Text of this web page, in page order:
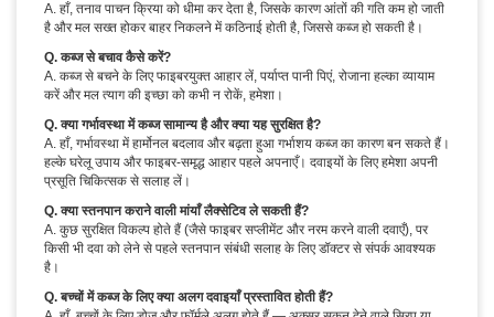
A. हाँ, तनाव पाचन क्रिया को धीमा कर देता है, जिसके कारण आंतों की गति कम हो जाती
है और मल सख्त होकर बाहर निकलने में कठिनाई होती है, जिससे कब्ज हो सकती है।
Q. कब्ज से बचाव कैसे करें?
A. कब्ज से बचने के लिए फाइबरयुक्त आहार लें, पर्याप्त पानी पिएं, रोजाना हल्का व्यायाम
करें और मल त्याग की इच्छा को कभी न रोकें, हमेशा।
Q. क्या गर्भावस्था में कब्ज सामान्य है और क्या यह सुरक्षित है?
A. हाँ, गर्भावस्था में हार्मोनल बदलाव और बढ़ता हुआ गर्भाशय कब्ज का कारण बन सकते हैं।
हल्के घरेलू उपाय और फाइबर-समृद्ध आहार पहले अपनाएँ। दवाइयों के लिए हमेशा अपनी
प्रसूति चिकित्सक से सलाह लें।
Q. क्या स्तनपान कराने वाली मांयाँ लैक्सेटिव ले सकती हैं?
A. कुछ सुरक्षित विकल्प होते हैं (जैसे फाइबर सप्लीमेंट और नरम करने वाली दवाएँ), पर
किसी भी दवा को लेने से पहले स्तनपान संबंधी सलाह के लिए डॉक्टर से संपर्क आवश्यक
है।
Q. बच्चों में कब्ज के लिए क्या अलग दवाइयाँ प्रस्तावित होती हैं?